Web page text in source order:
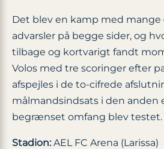
Det blev en kamp med mange
advarsler på begge sider, og
tilbage og kortvarigt fandt
Volos med tre scoringer efter
afspejles i de to-cifrede
målmandsindsats i den anden
begrænset omfang blev testet.
Stadion:AEL FC Arena (Larissa)